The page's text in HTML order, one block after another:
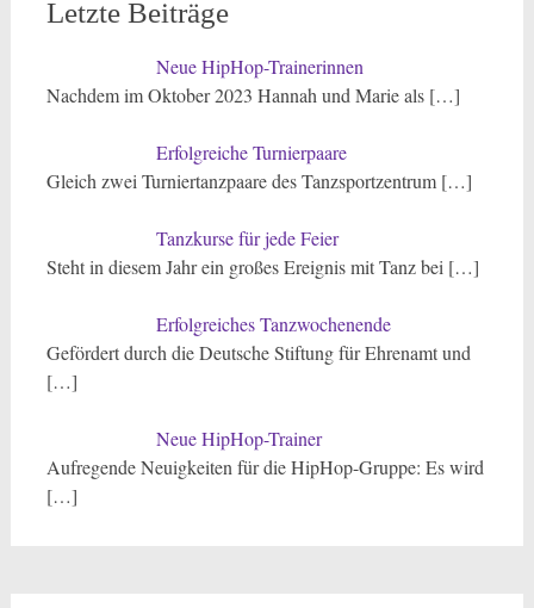
Letzte Beiträge
Neue HipHop-Trainerinnen
Nachdem im Oktober 2023 Hannah und Marie als […]
Erfolgreiche Turnierpaare
Gleich zwei Turniertanzpaare des Tanzsportzentrum […]
Tanzkurse für jede Feier
Steht in diesem Jahr ein großes Ereignis mit Tanz bei […]
Erfolgreiches Tanzwochenende
Gefördert durch die Deutsche Stiftung für Ehrenamt und
[…]
Neue HipHop-Trainer
Aufregende Neuigkeiten für die HipHop-Gruppe: Es wird
[…]